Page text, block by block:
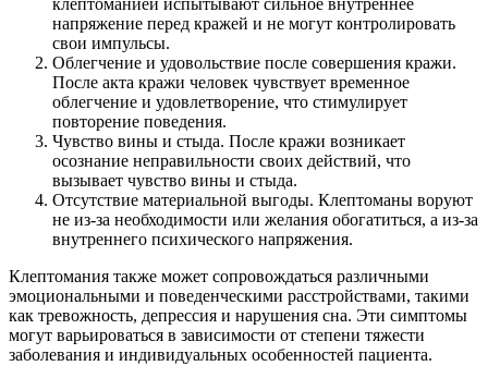
клептоманией испытывают сильное внутреннее
напряжение перед кражей и не могут контролировать
свои импульсы.
Облегчение и удовольствие после совершения кражи.
После акта кражи человек чувствует временное
облегчение и удовлетворение, что стимулирует
повторение поведения.
Чувство вины и стыда. После кражи возникает
осознание неправильности своих действий, что
вызывает чувство вины и стыда.
Отсутствие материальной выгоды. Клептоманы воруют
не из-за необходимости или желания обогатиться, а из-за
внутреннего психического напряжения.
Клептомания также может сопровождаться различными
эмоциональными и поведенческими расстройствами, такими
как тревожность, депрессия и нарушения сна. Эти симптомы
могут варьироваться в зависимости от степени тяжести
заболевания и индивидуальных особенностей пациента.